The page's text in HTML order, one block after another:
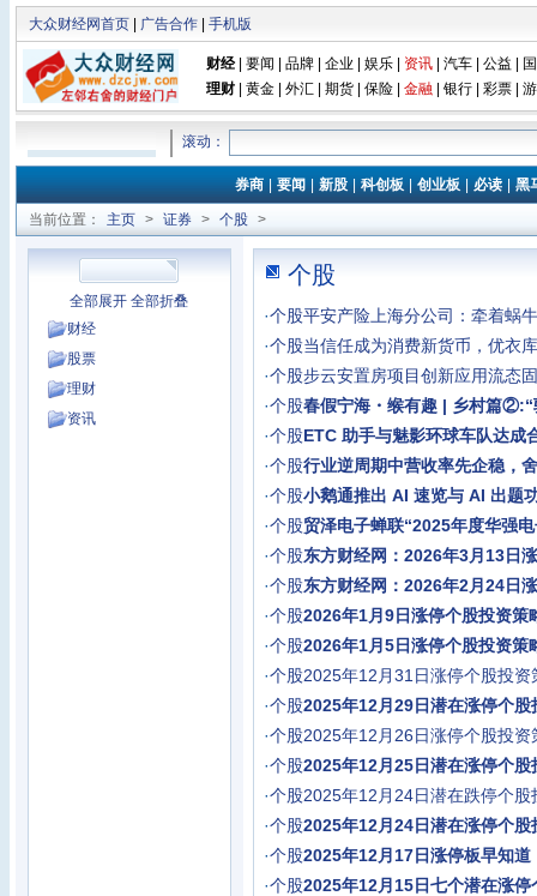
大众财经网首页| 广告合作| 手机版
财经| 要闻 品牌| 企业 娱乐| 资讯| 汽车| 公益
理财| 黄金| 外汇| 期货| 保险| 金融| 银行 彩票|
滚动：
券商|要闻|新股|科创板|创业板|必读|黑
当前位置： 主页 > 证券 > 个股 >
全部展开 全部折叠
财经
股票
理财
资讯
个股
·个股平安产险上海分公司：牵着蜗
·个股当信任成为消费新货币，优衣
·个股步云安置房项目创新应用流态
·个股春假宁海・缑有趣 | 乡村篇②:“
·个股ETC 助手与魅影环球车队达成
·个股行业逆周期中营收率先企稳，
·个股小鹅通推出 AI 速览与 AI 出题
·个股贸泽电子蝉联“2025年度华强
·个股东方财经网：2026年3月13日
·个股东方财经网：2026年2月24日
·个股2026年1月9日涨停个股投资策
·个股2026年1月5日涨停个股投资策
·个股2025年12月31日涨停个股投资
·个股2025年12月29日潜在涨停个股
·个股2025年12月26日涨停个股投资
·个股2025年12月25日潜在涨停个股
·个股2025年12月24日潜在跌停个股
·个股2025年12月24日潜在涨停个股
·个股2025年12月17日涨停板早知道
·个股2025年12月15日七个潜在涨停